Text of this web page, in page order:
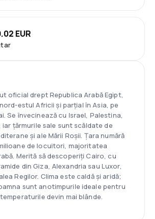
EUR
oficial drept Republica Arabă Egipt,
estul Africii și parțial în Asia, pe
Se învecinează cu Israel, Palestina,
iar țărmurile sale sunt scăldate de
și ale Mării Roșii. Țara numără
de locuitori, majoritatea
Merită să descoperiți Cairo, cu
din Giza, Alexandria sau Luxor,
Regilor. Clima este caldă și aridă;
sunt anotimpurile ideale pentru
devin mai blânde.